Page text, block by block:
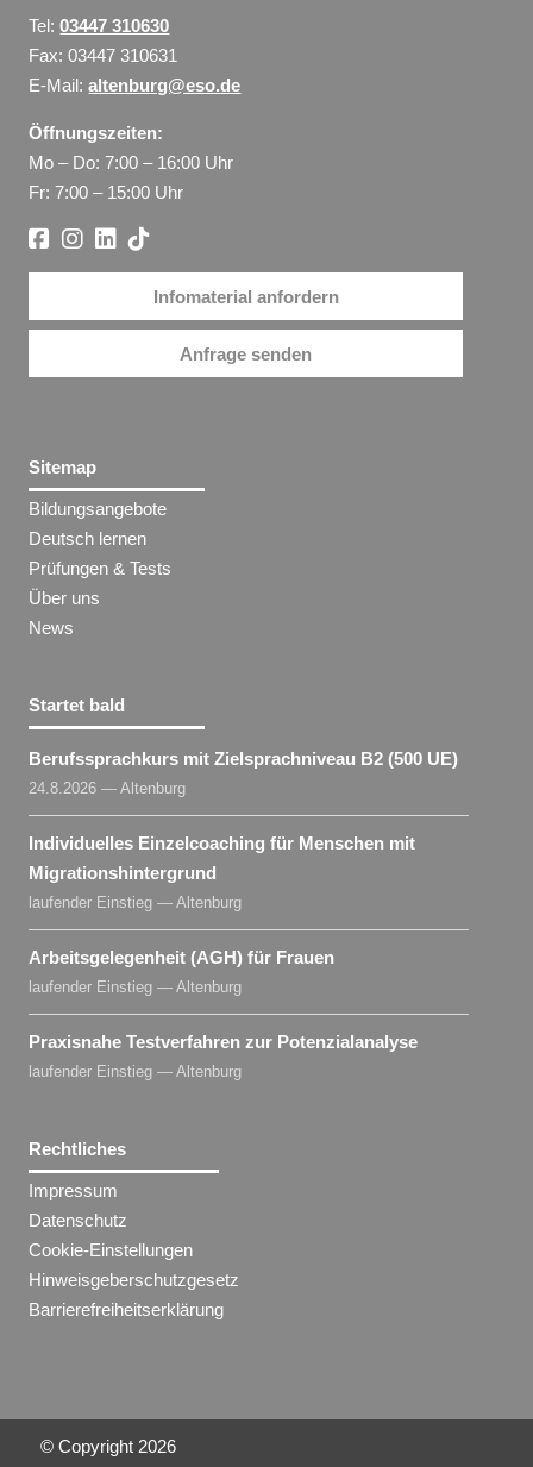
Tel:03447 310630
Fax: 03447 310631
E-Mail:altenburg@eso.de
Öffnungszeiten:
Mo – Do: 7:00 – 16:00 Uhr
Fr: 7:00 – 15:00 Uhr
Infomaterial anfordern
Anfrage senden
Sitemap
Bildungsangebote
Deutsch lernen
Prüfungen & Tests
Über uns
News
Startet bald
Berufssprachkurs mit Zielsprachniveau B2 (500 UE)
24.8.2026 — Altenburg
Individuelles Einzelcoaching für Menschen mit
Migrationshintergrund
laufender Einstieg — Altenburg
Arbeitsgelegenheit (AGH) für Frauen
laufender Einstieg — Altenburg
Praxisnahe Testverfahren zur Potenzialanalyse
laufender Einstieg — Altenburg
Rechtliches
Impressum
Datenschutz
Cookie-Einstellungen
Hinweisgeberschutzgesetz
Barrierefreiheitserklärung
© Copyright 2026